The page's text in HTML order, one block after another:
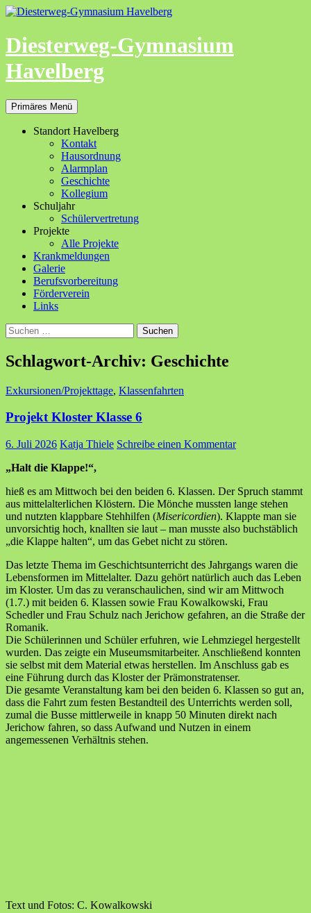
Zum
springen
Diesterweg-Gymnasium
Havelberg
Suchen
Primäres Menü
Standort Havelberg
Kontakt
Hausordnung
Alarmplan
Geschichte
Kollegium
Schuljahr
Schülervertretung
Projekte
Alle Projekte
Krankmeldungen
Galerie
Berufsvorbereitung
Förderverein
Links
Suchen
nach:
Schlagwort-Archiv: Geschichte
Exkursionen/Projekttage, Klassenfahrten
Projekt Kloster Klasse 6
6. Juli 2026 Katja Thiele Schreibe einen Kommentar
„Halt die Klappe!“,
hieß es am Mittwoch bei den beiden 6. Klassen. Der Spruch stammt
aus mittelalterlichen Klöstern. Die Mönche mussten lange stehen
und nutzten klappbare Stehhilfen (Misericordien). Klappte man sie
unvorsichtig hoch, knallten sie laut – man musste also buchstäblich
„die Klappe halten“, um das Gebet nicht zu stören.
Das letzte Thema im Geschichtsunterricht des Jahrgangs waren die
Lebensformen im Mittelalter. Dazu gehört natürlich auch das Leben
im Kloster. Um das zu veranschaulichen, sind wir am Mittwoch
(1.7.) mit beiden 6. Klassen sowie Frau Kowalkowski, Frau
Schedler und Frau Schulz nach Jerichow gefahren, an die Straße der
Romanik.
Die Schülerinnen und Schüler erfuhren, wie Lehmziegel hergestellt
wurden. Das zeigte ein Museumsmitarbeiter. Anschließend konnten
sie selbst mit dem Material etwas herstellen. Im Anschluss gab es
eine Führung durch das Kloster der Prämonstratenser.
Die gesamte Veranstaltung kam bei den beiden 6. Klassen so gut an,
dass die Fahrt zum festen Bestandteil des Unterrichts werden soll,
zumal die Busse mittlerweile in knapp 50 Minuten direkt nach
Jerichow fahren, so dass Aufwand und Nutzen in einem
angemessenen Verhältnis stehen.
Text und Fotos: C. Kowalkowski